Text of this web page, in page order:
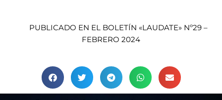
PUBLICADO EN EL BOLETÍN «LAUDATE» Nº29 –
FEBRERO 2024